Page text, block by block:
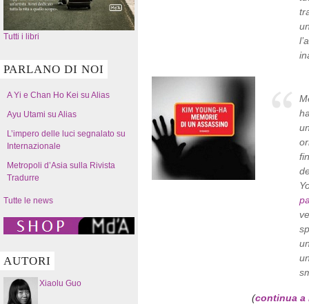
Tutti i libri
PARLANO DI NOI
A Yi e Chan Ho Kei su Alias
Ayu Utami su Alias
L’impero delle luci segnalato su
Internazionale
Metropoli d’Asia sulla Rivista
Tradurre
Tutte le news
AUTORI
Xiaolu Guo
(continua a